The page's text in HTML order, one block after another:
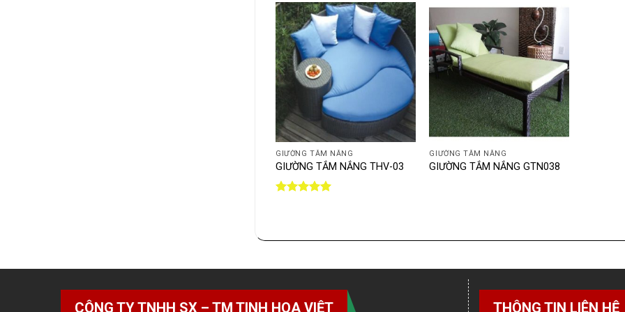
+
GIƯỜNG TẮM NẮNG
GIƯỜNG TẮM NẮNG THV-03
+
GIƯỜNG TẮM NẮNG
GIƯỜNG TẮM NẮNG GTN038
CÔNG TY TNHH SX – TM TINH HOA VIỆT THÔNG TIN LIÊN HỆ